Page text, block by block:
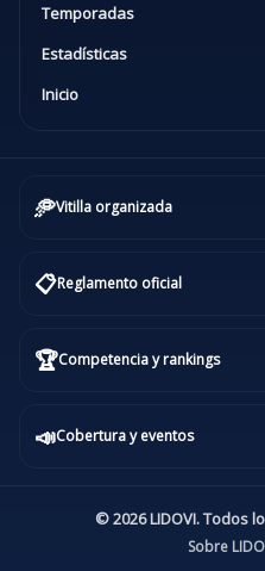
Temporadas
Estadísticas
Inicio
🥏Vitilla organizada
📋Reglamento oficial
🏆Competencia y rankings
📣Cobertura y eventos
© 2026 LIDOVI. Todos
Sobre